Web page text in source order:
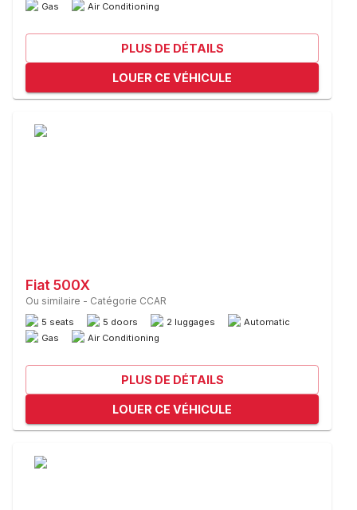
Gas
Air Conditioning
PLUS DE DÉTAILS
LOUER CE VÉHICULE
Fiat 500X
Ou similaire - Catégorie CCAR
5 seats 5 doors 2 luggages
Automatic
Gas
Air Conditioning
PLUS DE DÉTAILS
LOUER CE VÉHICULE